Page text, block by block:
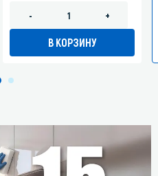
- +
В КОРЗИНУ